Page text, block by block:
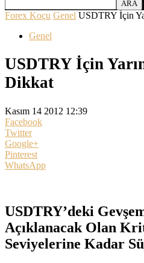
Forex Koçu Genel USDTRY İçin
Genel
USDTRY İçin
Dikkat
Kasım 14 2012 12:39
Facebook
Twitter
Google+
Pinterest
WhatsApp
USDTRY’deki
Açıklanacak Olan
Seviyelerine Kadar